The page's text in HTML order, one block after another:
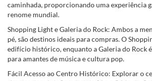
caminhada, proporcionando uma experiência
renome mundial.
Shopping Light e Galeria do Rock: Ambos a
pé, são destinos ideais para compras. O
edifício histórico, enquanto a Galeria do Rock
para amantes de música e cultura pop.
Fácil Acesso ao Centro Histórico: Explorar o